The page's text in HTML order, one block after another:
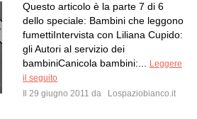
Questo articolo è la parte 7 di 6
dello speciale: Bambini che leggono
fumettiIntervista con Liliana Cupido:
gli Autori al servizio dei
bambiniCanicola bambini:...
Leggere
il seguito
Il 29 giugno 2011 da
Lospaziobianco.it